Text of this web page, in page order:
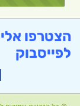
הצטרפו אלי
לפייסבוק